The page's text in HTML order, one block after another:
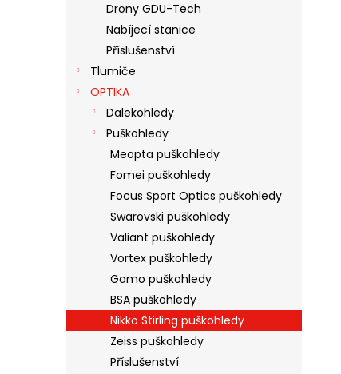
Drony GDU-Tech
Nabíjecí stanice
Příslušenství
Tlumiče
OPTIKA
Dalekohledy
Puškohledy
Meopta puškohledy
Fomei puškohledy
Focus Sport Optics puškohledy
Swarovski puškohledy
Valiant puškohledy
Vortex puškohledy
Gamo puškohledy
BSA puškohledy
Nikko Stirling puškohledy
Zeiss puškohledy
Příslušenství